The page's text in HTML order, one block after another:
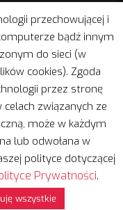
zastrzeżone
i Pracuję
przechowującej i
bądź innym
do sieci (w
cookies). Zgoda
przez stronę
związanych ze
może w każdym
lub odwołana w
polityce dotyczącej
Prywatności.
wszystkie